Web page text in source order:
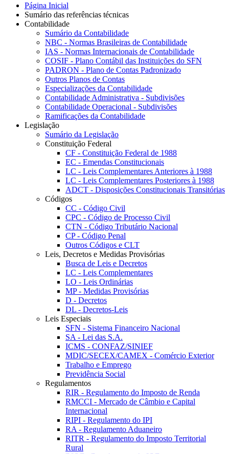
Página Inicial
Sumário das referências técnicas
Contabilidade
Sumário da Contabilidade
NBC - Normas Brasileiras de Contabilidade
IAS - Normas Internacionais de Contabilidade
COSIF - Plano Contábil das Instituições do SFN
PADRON - Plano de Contas Padronizado
Outros Planos de Contas
Especializações da Contabilidade
Contabilidade Administrativa - Subdivisões
Contabilidade Operacional - Subdivisões
Ramificações da Contabilidade
Legislação
Sumário da Legislação
Constituição Federal
CF - Constituição Federal de 1988
EC - Emendas Constitucionais
LC - Leis Complementares Anteriores à 1988
LC - Leis Complementares Posteriores à 1988
ADCT - Disposições Constitucionais Transitórias
Códigos
CC - Código Civil
CPC - Código de Processo Civil
CTN - Código Tributário Nacional
CP - Código Penal
Outros Códigos e CLT
Leis, Decretos e Medidas Provisórias
Busca de Leis e Decretos
LC - Leis Complementares
LO - Leis Ordinárias
MP - Medidas Provisórias
D - Decretos
DL - Decretos-Leis
Leis Especiais
SFN - Sistema Financeiro Nacional
SA - Lei das S.A.
ICMS - CONFAZ/SINIEF
MDIC/SECEX/CAMEX - Comércio Exterior
Trabalho e Emprego
Previdência Social
Regulamentos
RIR - Regulamento do Imposto de Renda
RMCCI - Mercado de Câmbio e Capital
Internacional
RIPI - Regulamento do IPI
RA - Regulamento Aduaneiro
RITR - Regulamento do Imposto Territorial
Rural